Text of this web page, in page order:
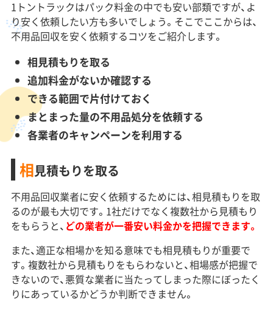
1トントラックはパック料金の中でも安い部類ですが、よ
り安く依頼したい方も多いでしょう。そこでここからは、
不用品回収を安く依頼するコツをご紹介します。
相見積もりを取る
追加料金がないか確認する
できる範囲で片付けておく
まとまった量の不用品処分を依頼する
各業者のキャンペーンを利用する
相見積もりを取る
不用品回収業者に安く依頼するためには、相見積もりを取
るのが最も大切です。1社だけでなく複数社から見積もり
をもらうと、 どの業者が一番安い料金かを把握できます。
また、適正な相場かを知る意味でも相見積もりが重要で
す。複数社から見積もりをもらわないと、相場感が把握で
きないので、悪質な業者に当たってしまった際にぼったく
りにあっているかどうか判断できません。